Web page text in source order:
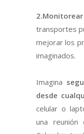
transportes
mejorar los
imaginados.
Imagina
desde
celular o
una reunión